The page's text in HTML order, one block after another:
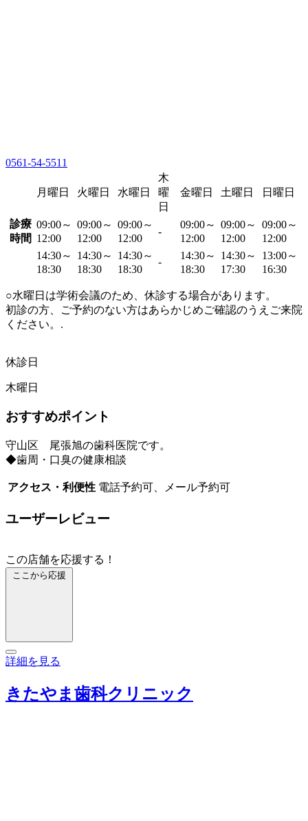
0561-54-5511
月曜日 火曜日 水曜日
木
曜
日
金曜日 土曜日 日曜日
診療
時間
09:00～
12:00
09:00～
12:00
09:00～
12:00
-
09:00～
12:00
09:00～
12:00
09:00～
12:00
14:30～
18:30
14:30～
18:30
14:30～
18:30
-
14:30～
18:30
14:30～
17:30
13:00～
16:30
○水曜日は学術会議のため、休診する場合があります。
初診の方、ご予約のない方はあらかじめご確認のうえご来院
ください。.
休診日
木曜日
おすすめポイント
守山区 尾張旭の歯科医院です。
◆歯周・口臭の健康相談
アクセス・利便性 電話予約可、メール予約可
ユーザーレビュー
この店舗を応援する！
ここから応援
詳細を見る
きたやま歯科クリニック